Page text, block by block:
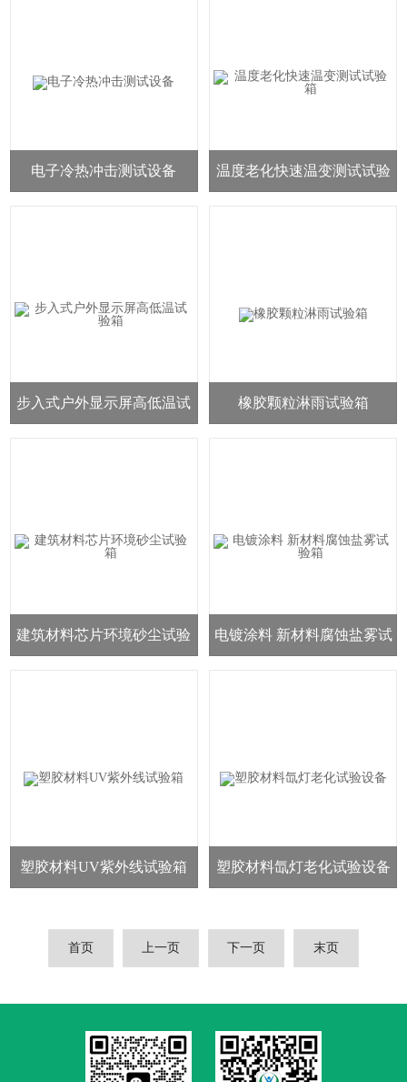
电子冷热冲击测试设备 温度老化快速温变测试试验
步入式户外显示屏高低温试 橡胶颗粒淋雨试验箱
建筑材料芯片环境砂尘试验 电镀涂料 新材料腐蚀盐雾试
塑胶材料UV紫外线试验箱 塑胶材料氙灯老化试验设备
首页 上一页 下一页 末页